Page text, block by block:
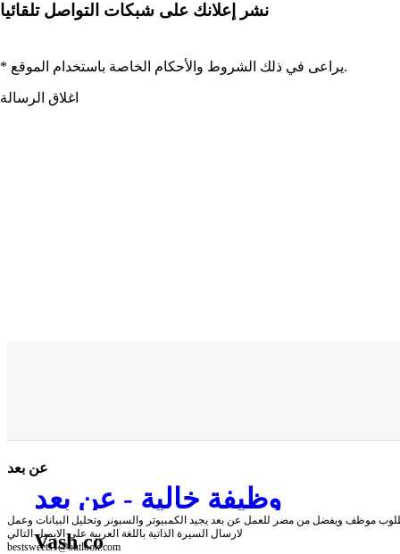
وظيفة خالية - عن بعد
Vash co
عن بعد
لارسال السيرة الذاتية باللغة العربية على الايميل التالي
bestsweets1@outlook.com
نشر إعلانك على شبكات التواصل تلقائيا
* يراعى في ذلك الشروط والأحكام الخاصة باستخدام الموقع.
اغلاق الرسالة